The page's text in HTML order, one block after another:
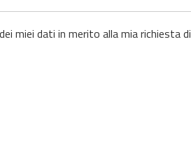
miei dati in merito alla mia richiesta di